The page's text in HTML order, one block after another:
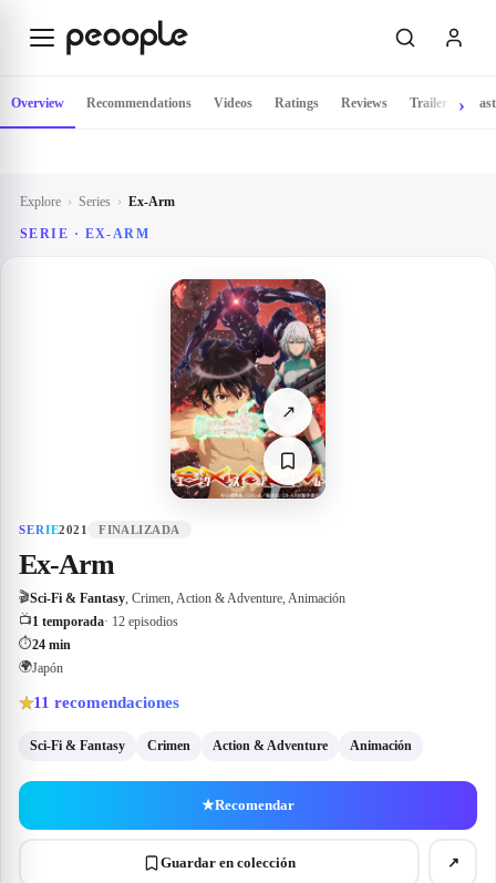
Explore › Series › Ex-Arm
SERIE · EX-ARM
↗
SERIE2021 FINALIZADA
Ex-Arm
🎬Sci-Fi & Fantasy, Crimen, Action & Adventure, Animación
📺1 temporada· 12 episodios
⏱24 min
🌍Japón
★11 recomendaciones
Sci-Fi & Fantasy Crimen Action & Adventure Animación
★Recomendar
Guardar en colección ↗
Overview Recommendations Videos Ratings Reviews Trailer Cast